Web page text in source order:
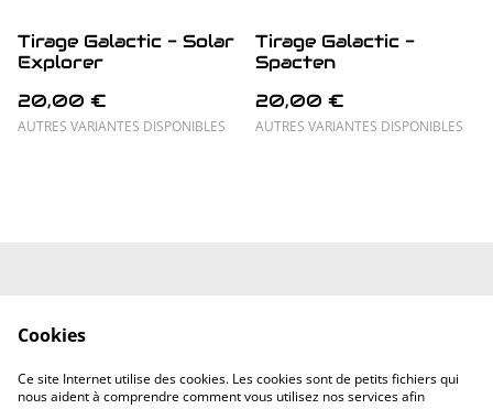
Tirage Galactic - Solar
Explorer
20,00 €
AUTRES VARIANTES DISPONIBLES
Tirage Galactic -
Spacten
20,00 €
AUTRES VARIANTES DISPONIBLES
confidentialité
cookies
Contactez-nous
Cookies
Ce site Internet utilise des cookies. Les cookies sont de petits fichiers qui
nous aident à comprendre comment vous utilisez nos services afin